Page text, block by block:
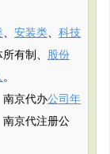
、 安装类、 科技
有制、 股份
。
南京代办公司年
南京代注册公